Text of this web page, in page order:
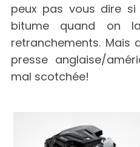
peux pas vous dire
bitume quand on
retranchements. Mais
presse anglaise/
mal scotchée!